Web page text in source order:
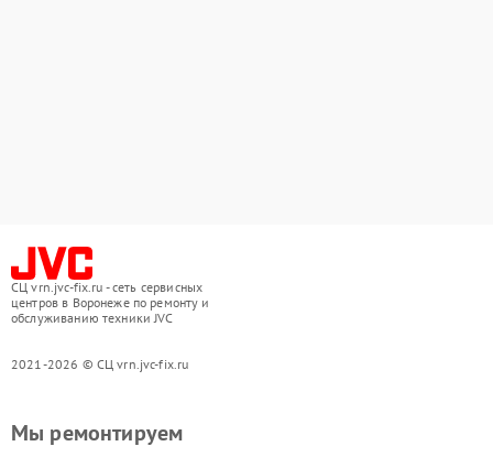
СЦ vrn.jvc-fix.ru - сеть сервисных
центров в Воронеже по ремонту и
обслуживанию техники JVC
2021-2026 © СЦ vrn.jvc-fix.ru
Мы ремонтируем